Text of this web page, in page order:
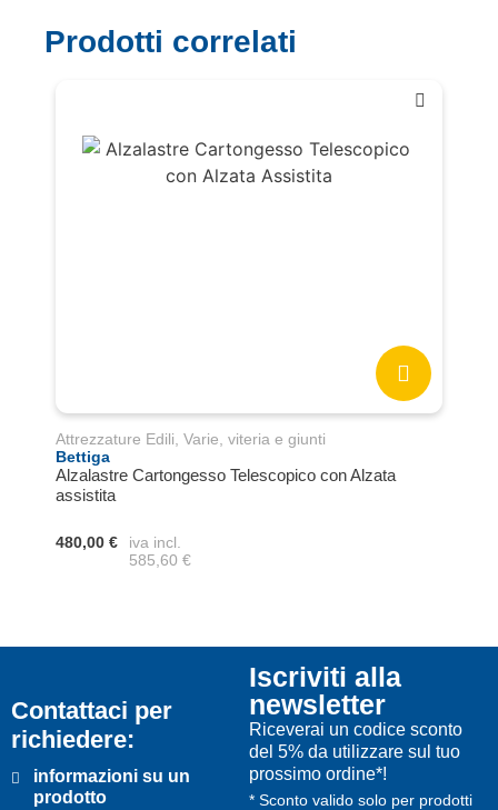
Prodotti correlati
Attrezzature Edili Varie, viteria e giunti
Bettiga
Alzalastre Cartongesso Telescopico con Alzata
assistita
480,00 €
iva incl.
585,60 €
Contattaci per
richiedere:
informazioni su un
prodotto
Iscriviti alla
newsletter
Riceverai un codice sconto
del 5% da utilizzare sul tuo
prossimo ordine*!
* Sconto valido solo per prodotti